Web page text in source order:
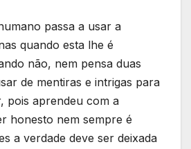
passa a usar a
quando esta lhe é
não, nem pensa duas
de mentiras e intrigas para
pois aprendeu com a
honesto nem sempre é
a verdade deve ser deixada